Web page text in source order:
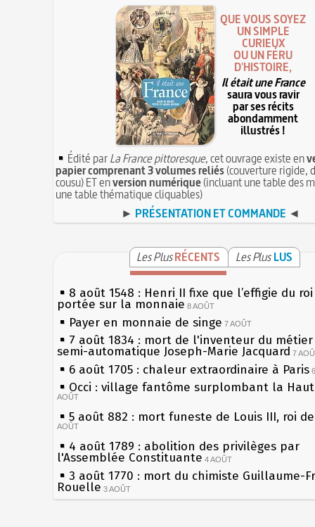
QUE VOUS SOYEZ
UN SIMPLE
CURIEUX
OU UN FÉRU
D'HISTOIRE,
Il était une France
saura vous ravir
par ses récits
abondamment
illustrés !
Édité parLa France pittoresque, cet ouvrage existe en
papier comprenant 3 volumes reliés(couverture rigide,
cousu) ET enversion numérique(incluant une table des
une table thématique cliquables)
► PRÉSENTATION ET COMMANDE ◄
Les PlusRÉCENTS Les Plus LUS
8 août 1548 : Henri II fixe que l’effigie du
portée sur la monnaie 8 AOÛT
Payer en monnaie de singe 7 AOÛT
7 août 1834 : mort de l'inventeur du
semi-automatique Joseph-Marie Jacquard 7
6 août 1705 : chaleur extraordinaire à Paris
Occi : village fantôme surplombant la
AOÛT
5 août 882 : mort funeste de Louis III, roi
AOÛT
4 août 1789 : abolition des privilèges par
l'Assemblée Constituante 4 AOÛT
3 août 1770 : mort du chimiste Guillaume-
Rouelle 3 AOÛT
Musée Jean de La Fontaine : réouverture